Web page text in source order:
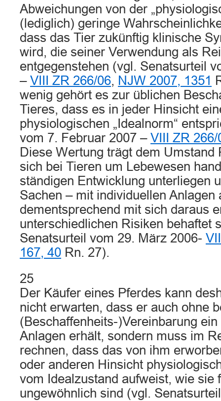
Abweichungen von der
(lediglich) geringe
dass das Tier zukünftig klinische
wird, die seiner Verwendung als
entgegenstehen (vgl. Senatsurteil
– VIII ZR 266/06, NJW 2007, 1351
wenig gehört es zur üblichen
Tieres, dass es in jeder Hinsicht
physiologischen „Idealnorm“
vom 7. Februar 2007 – VIII ZR 266/
Diese Wertung trägt dem Umstand
sich bei Tieren um Lebewesen
ständigen Entwicklung unterliegen
Sachen – mit individuellen Anlagen
dementsprechend mit sich daraus
unterschiedlichen Risiken behaftet
Senatsurteil vom 29. März 2006-
167, 40 Rn. 27).
25
Der Käufer eines Pferdes kann
nicht erwarten, dass er auch ohne
(Beschaffenheits-)Vereinbarung ein
Anlagen erhält, sondern muss im
rechnen, dass das von ihm
oder anderen Hinsicht
vom Idealzustand aufweist, wie sie
ungewöhnlich sind (vgl.